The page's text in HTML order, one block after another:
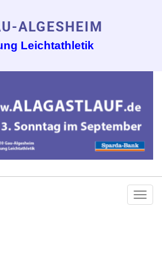
ALGESHEIM
Leichtathletik